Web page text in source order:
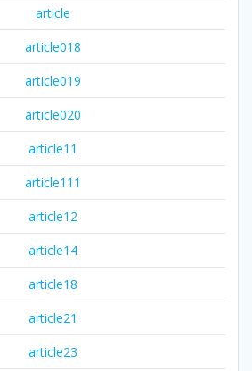
article
article018
article019
article020
article11
article111
article12
article14
article18
article21
article23